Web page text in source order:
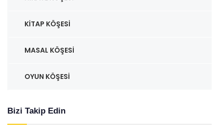
KITAP KÖŞESI
MASAL KÖŞESI
OYUN KÖŞESI
Bizi Takip Edin